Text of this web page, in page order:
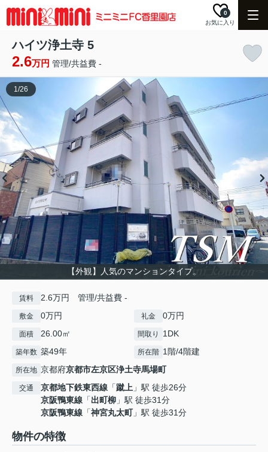
お気に入り
0
ハイツ浄土寺 5
2.6万円 管理/共益費 -
【外観】人気のマンションタイプ。
1/26
賃料 2.6万円 管理/共益費 -
敷金 0万円 礼金 0万円
面積 26.00㎡ 間取り 1DK
築年数 築49年 所在階 1階/4階建
所在地 京都府京都市左京区浄土寺馬場町
交通 京都地下鉄東西線 「蹴上 」駅 徒歩26分
京阪鴨東線 「出町柳 」駅 徒歩31分
京阪鴨東線 「神宮丸太町」駅 徒歩31分
物件の特徴